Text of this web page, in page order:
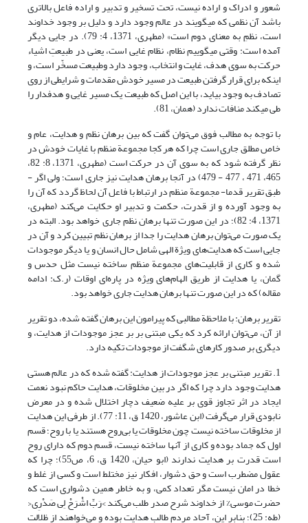
شعور و ادراک و اراده نیست، تحت تسخیر و تدبیر و اراده فاعل بالاترى
باشد آن نظمى که مى‏گویند در عالم وجود دارد و دلیل بر وجود خداوند
است، نظمِ به معنای دوم است» (مطهری، 1371، 4: 79). در جایی دیگر
آمده است: وقتى مى‏گوییم نظام، نظام غایى است، یعنى در طبیعتِ اشیاء
حرکت به سوى هدف، غایت و انتخاب، وجود دارد وطبیعت مسخّر است، و
اینکه براى قرار گرفتن طبیعت در مسیر خودش مقدمات و شرایطى از روى
تصادف به وجود بیاید، با این اصل که طبیعت یک مسیر غایى و هدفدار را
طى مى‏کند منافات ندارد (همان، 81).
با توجه به مطالب فوق می‌توان گفت که بین برهان نظم و هدایت، عام و
خاص مطلق جاری است چرا که هر کجا مجموعة منظم با غایات خودش در
نظر گرفته شود که به سوی آن در حرکت است (مطهری، 1371، 8: 82،
465، 471 ، 477 - 479) در آنجا برهان هدایت نیز جاری است؛ ولی اگر -
طبق تقریر قدما- مجموعة منظم در ارتباط با فاعل آن لحاظ گردد که آن را
به وجود آورده و از قدرت، حکمت و تدبیر او حکایت می‌کند (مطهری،
1371، 4: 82)؛ در این صورت تنها برهان نظم جاری خواهد بود. البته در
یک صورت می‌توان برهان هدایت را جدا از برهان نظم تبیین کرد و آن در
جایی است که هدایت‌های ویژة الهی شامل حال انسان و یا دیگر موجودات
شده و کاری از قابلیت‌های مجموعة منظم ساخته نیست مثل حدس و
گمان، یا هدایت از طریق الهام‌های ویژه در پاره‌ای اوقات (ر.ک: ادامه
مقاله) که در این صورت تنها برهان هدایت جاری خواهد بود.
تقریر برهان: با ملاحظة مطالبی که پیرامون این برهان گفته شده، دو تقریر
از آن، می‌توان ارائه کرد که یکی مبتنی بر بر عجز موجودات از هدایت، و
دیگری بر صدور کارهای شگفت از موجودات تکیه دارد.
1. تقریر مبتنی بر عجز موجودات از هدایت: گفته شده که در عالم هستی
هدایت وجود دارد چرا که اگر در بین مخلوقات، هدایت حاکم نبود نعمت
ایجاد در اثر تجاوز قوی بر علیه ضعیف دچار اختلال شده و در معرض
نابودی قرار می‌گرفت (ابن عاشور، 1420 ق، ‏11: 77). از طرفی این هدایت
از مخلوقات ساخته نیست چون مخلوقات یا بی‌روح هستند یا با روح؛ قسم
اول که جماد بوده و کاری از آنها ساخته نیست، قسم دوم که دارای روح
است قدرت بر هدایت ندارند (ابو حیان، 1420 ق، ‏6، ص55)؛ چرا که
عقول مضطرب است و حق دشوار، افکار نیز مختلط است و کسی از غلط و
خطا در امان نیست مگر تعداد کمی، و به خاطر همین دشواری است که
حضرت موسی% از خداوند شرح صدر طلب می‌کند >رَبِّ اشْرَحْ لِی صَدْرِی<
(طه: 25)؛ بنابر این، آحاد مردم طالب هدایت بوده و می‌خواهند از ظلالت